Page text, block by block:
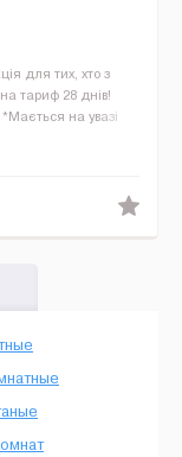
для тих, хто з
тариф 28 днів!
на увазі